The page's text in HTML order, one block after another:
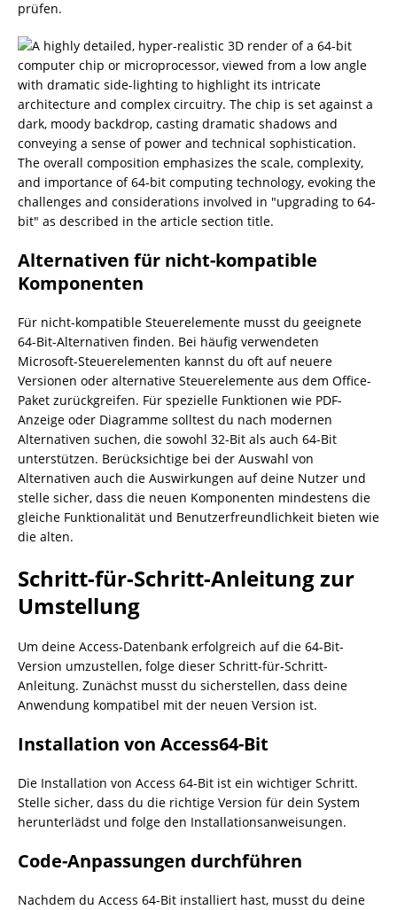
prüfen.
Alternativen für nicht-kompatible
Komponenten
Für nicht-kompatible Steuerelemente musst du geeignete
64-Bit-Alternativen finden. Bei häufig verwendeten
Microsoft-Steuerelementen kannst du oft auf neuere
Versionen oder alternative Steuerelemente aus dem Office-
Paket zurückgreifen. Für spezielle Funktionen wie PDF-
Anzeige oder Diagramme solltest du nach modernen
Alternativen suchen, die sowohl 32-Bit als auch 64-Bit
unterstützen. Berücksichtige bei der Auswahl von
Alternativen auch die Auswirkungen auf deine Nutzer und
stelle sicher, dass die neuen Komponenten mindestens die
gleiche Funktionalität und Benutzerfreundlichkeit bieten wie
die alten.
Schritt-für-Schritt-Anleitung zur
Umstellung
Um deine Access-Datenbank erfolgreich auf die 64-Bit-
Version umzustellen, folge dieser Schritt-für-Schritt-
Anleitung. Zunächst musst du sicherstellen, dass deine
Anwendung kompatibel mit der neuen Version ist.
Installation von Access64-Bit
Die Installation von Access 64-Bit ist ein wichtiger Schritt.
Stelle sicher, dass du die richtige Version für dein System
herunterlädst und folge den Installationsanweisungen.
Code-Anpassungen durchführen
Nachdem du Access 64-Bit installiert hast, musst du deine